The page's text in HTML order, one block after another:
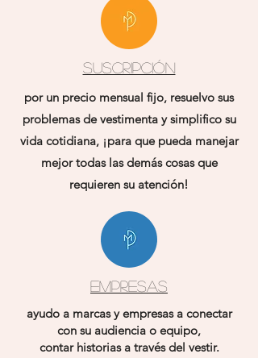
suscripción
por un precio mensual fijo, resuelvo sus
problemas de vestimenta y simplifico su
vida cotidiana, ¡para que pueda manejar
mejor todas las demás cosas que
requieren su atención!
empresas
ayudo a marcas y empresas a conectar
con su audiencia o equipo,
contar historias a través del vestir.